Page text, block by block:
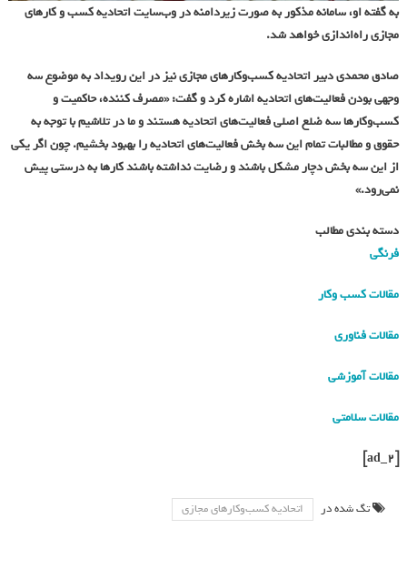
به گفته او، سامانه مذکور به صورت زیردامنه در وب‌سایت اتحادیه کسب و کارهای
مجازی راه‌اندازی خواهد شد.
صادق محمدی دبیر اتحادیه کسب‌وکارهای مجازی نیز در این رویداد به موضوع سه
وجهی بودن فعالیت‌های اتحادیه اشاره کرد و گفت: «مصرف کننده، حاکمیت و
کسب‌وکارها سه ضلع اصلی فعالیت‌های اتحادیه هستند و ما در تلاشیم با توجه به
حقوق و مطالبات تمام این سه بخش فعالیت‌های اتحادیه را بهبود بخشیم. چون اگر یکی
از این سه بخش دچار مشکل باشند و رضایت نداشته باشند کارها به درستی پیش
نمی‌رود.»
دسته بندی مطالب
فرنگی
مقالات کسب وکار
مقالات فناوری
مقالات آموزشی
مقالات سلامتی
[ad_2]
تگ شده در اتحادیه کسب‌وکارهای مجازی